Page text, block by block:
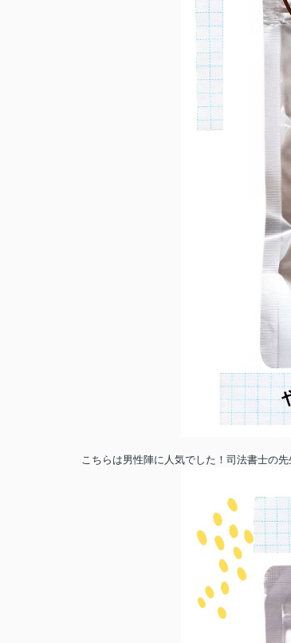
こちらは男性陣に人気でした！司法書士の